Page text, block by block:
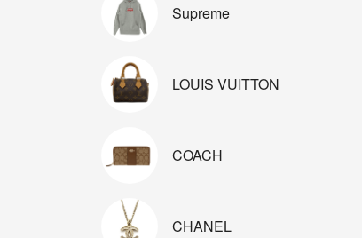
Supreme
LOUIS VUITTON
COACH
CHANEL